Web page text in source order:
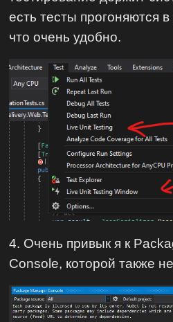
есть тесты прогоняются
что очень удобно.
4. Очень привык я к
Console, которой также